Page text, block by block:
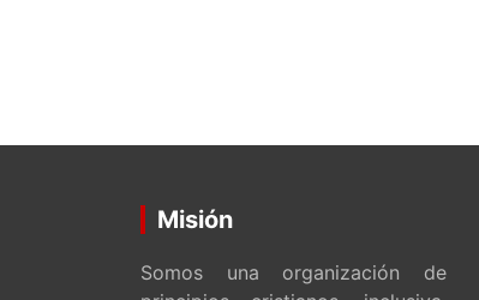
Misión
Somos una organización de